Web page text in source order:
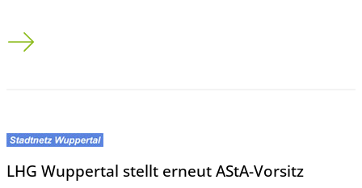
Energiemanagement<br />Netzsystem regelt Energiefluss
LHG Wuppertal stellt erneut AStA-Vorsitz